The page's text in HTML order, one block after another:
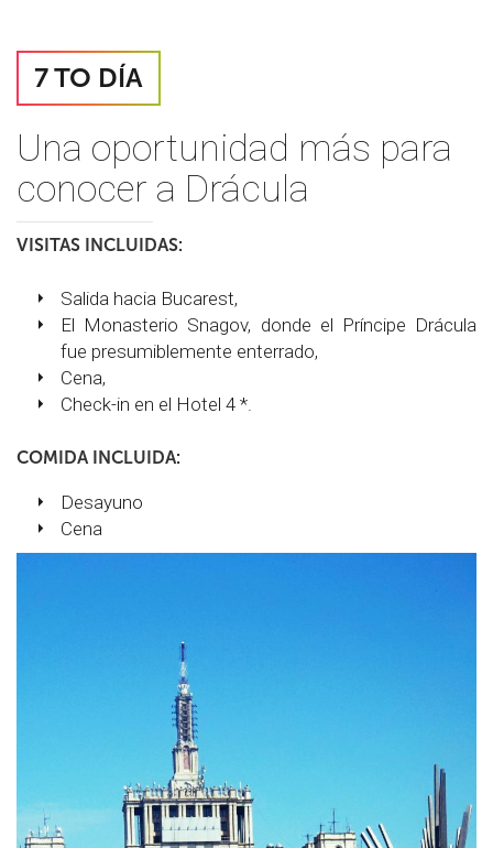
7 TO DÍA
Una oportunidad más para
conocer a Drácula
VISITAS INCLUIDAS:
Salida hacia Bucarest,
El Monasterio Snagov, donde el Príncipe Drácula
fue presumiblemente enterrado,
Cena,
Check-in en el Hotel 4 *.
COMIDA INCLUIDA:
Desayuno
Cena